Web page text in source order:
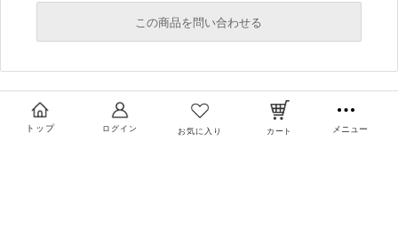
この商品を問い合わせる
トップ ログイン お気に入り カート メニュー